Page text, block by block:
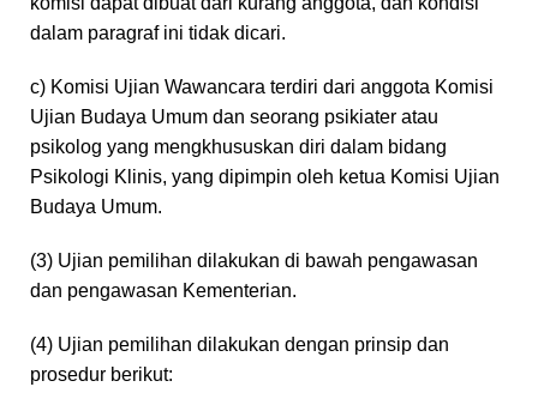
dalam paragraf ini tidak dicari.
c) Komisi Ujian Wawancara terdiri dari anggota Komisi
Ujian Budaya Umum dan seorang psikiater atau
psikolog yang mengkhususkan diri dalam bidang
Psikologi Klinis, yang dipimpin oleh ketua Komisi Ujian
Budaya Umum.
(3) Ujian pemilihan dilakukan di bawah pengawasan
dan pengawasan Kementerian.
(4) Ujian pemilihan dilakukan dengan prinsip dan
prosedur berikut: